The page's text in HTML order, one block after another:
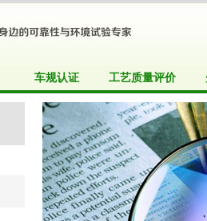
车规认证 工艺质量评价